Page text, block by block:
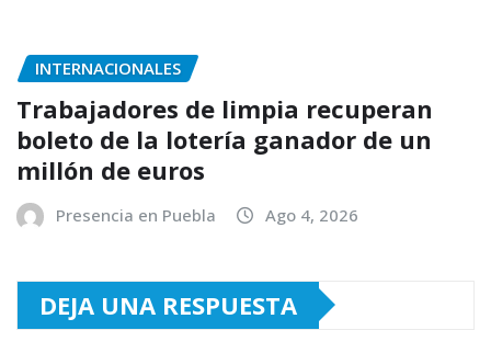
INTERNACIONALES
Trabajadores de limpia recuperan
boleto de la lotería ganador de un
millón de euros
Presencia en Puebla Ago 4, 2026
DEJA UNA RESPUESTA